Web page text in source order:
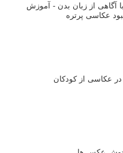
آگاهی از زبان بدن - آموزش
عکاسی از کودکان